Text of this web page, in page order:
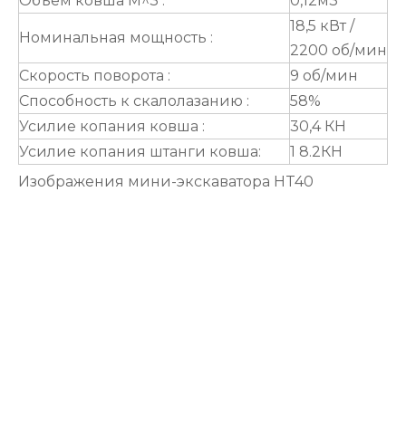
Номинальная мощность :
18,5 кВт /
2200 об/мин
Скорость поворота :
9 об/мин
Способность к скалолазанию :
58%
Усилие копания ковша :
30,4 КН
Усилие копания штанги ковша:
1 8.2КН
Изображения мини-экскаватора HT40